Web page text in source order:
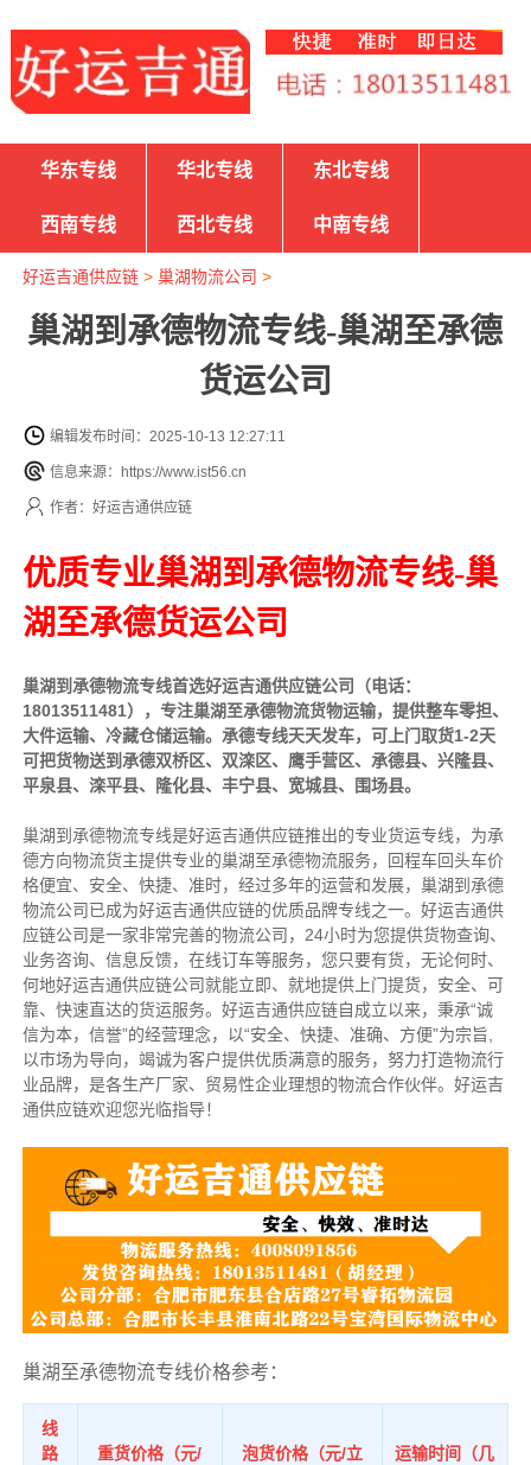
华东专线 华北专线 东北专线
西南专线 西北专线 中南专线
好运吉通供应链> 巢湖物流公司 >
巢湖到承德物流专线-巢湖至承德
货运公司
编辑发布时间：2025-10-13 12:27:11
信息来源：https://www.ist56.cn
作者：好运吉通供应链
优质专业巢湖到承德物流专线-巢
湖至承德货运公司
巢湖到承德物流专线首选好运吉通供应链公司（电话：
18013511481），专注巢湖至承德物流货物运输，提供整车零担、
大件运输、冷藏仓储运输。承德专线天天发车，可上门取货1-2天
可把货物送到承德双桥区、双滦区、鹰手营区、承德县、兴隆县、
平泉县、滦平县、隆化县、丰宁县、宽城县、围场县。
巢湖到承德物流专线是好运吉通供应链推出的专业货运专线，为承
德方向物流货主提供专业的巢湖至承德物流服务，回程车回头车价
格便宜、安全、快捷、准时，经过多年的运营和发展，巢湖到承德
物流公司已成为好运吉通供应链的优质品牌专线之一。好运吉通供
应链公司是一家非常完善的物流公司，24小时为您提供货物查询、
业务咨询、信息反馈，在线订车等服务，您只要有货，无论何时、
何地好运吉通供应链公司就能立即、就地提供上门提货，安全、可
靠、快速直达的货运服务。好运吉通供应链自成立以来，秉承“诚
信为本，信誉”的经营理念，以“安全、快捷、准确、方便”为宗旨,
以市场为导向，竭诚为客户提供优质满意的服务，努力打造物流行
业品牌，是各生产厂家、贸易性企业理想的物流合作伙伴。好运吉
通供应链欢迎您光临指导！
巢湖至承德物流专线价格参考：
线
路
重货价格（元/
泡货价格（元/立
运输时间（几